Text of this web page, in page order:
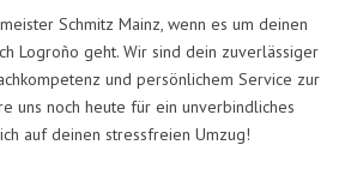
Schmitz Mainz, wenn es um deinen
Logroño geht. Wir sind dein zuverlässiger
und persönlichem Service zur
uns noch heute für ein unverbindliches
auf deinen stressfreien Umzug!